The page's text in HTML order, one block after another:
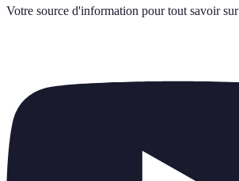
Votre source d'information pour tout savoir sur